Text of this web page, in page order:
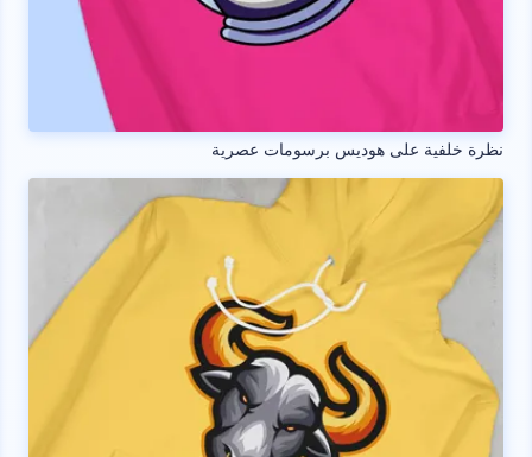
نظرة خلفية على هوديس برسومات عصرية